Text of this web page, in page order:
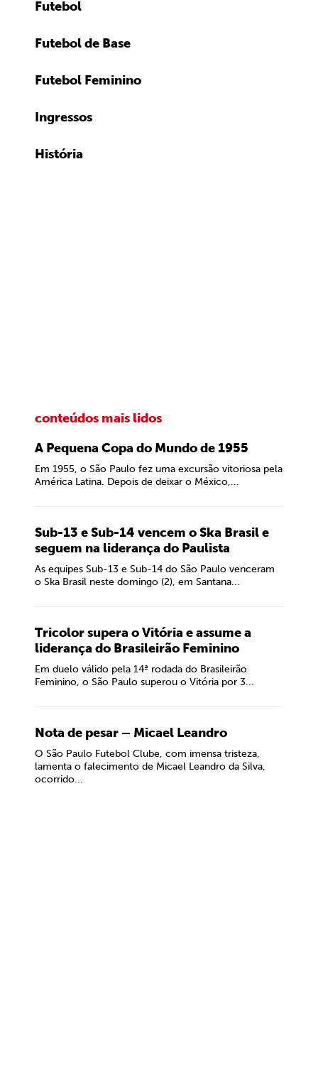
Futebol
Futebol de Base
Futebol Feminino
Ingressos
História
conteúdos mais lidos
A Pequena Copa do Mundo de 1955
Em 1955, o São Paulo fez uma excursão vitoriosa pela
América Latina. Depois de deixar o México,...
Sub-13 e Sub-14 vencem o Ska Brasil e
seguem na liderança do Paulista
As equipes Sub-13 e Sub-14 do São Paulo venceram
o Ska Brasil neste domingo (2), em Santana...
Tricolor supera o Vitória e assume a
liderança do Brasileirão Feminino
Em duelo válido pela 14ª rodada do Brasileirão
Feminino, o São Paulo superou o Vitória por 3...
Nota de pesar – Micael Leandro
O São Paulo Futebol Clube, com imensa tristeza,
lamenta o falecimento de Micael Leandro da Silva,
ocorrido...